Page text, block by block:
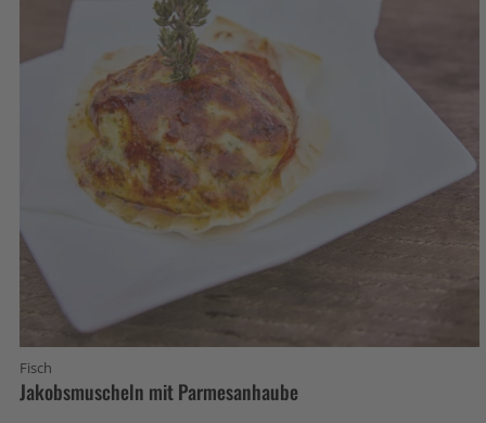
Fisch
Jakobsmuscheln mit Parmesanhaube